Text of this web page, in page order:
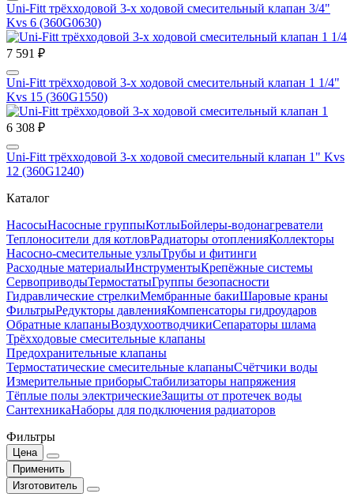
Uni-Fitt трёхходовой 3-х ходовой смесительный клапан 3/4"
Kvs 6 (360G0630)
7 591 ₽
Uni-Fitt трёхходовой 3-х ходовой смесительный клапан 1 1/4"
Kvs 15 (360G1550)
6 308 ₽
Uni-Fitt трёхходовой 3-х ходовой смесительный клапан 1" Kvs
12 (360G1240)
Каталог
НасосыНасосные группыКотлыБойлеры-водонагреватели
Теплоносители для котловРадиаторы отопленияКоллекторы
Насосно-смесительные узлыТрубы и фитинги
Расходные материалыИнструментыКрепёжные системы
СервоприводыТермостатыГруппы безопасности
Гидравлические стрелкиМембранные бакиШаровые краны
ФильтрыРедукторы давленияКомпенсаторы гидроударов
Обратные клапаныВоздухоотводчикиСепараторы шлама
Трёхходовые смесительные клапаны
Предохранительные клапаны
Термостатические смесительные клапаныСчётчики воды
Измерительные приборыСтабилизаторы напряжения
Тёплые полы электрическиеЗащиты от протечек воды
СантехникаНаборы для подключения радиаторов
Фильтры
Цена
Применить
Изготовитель